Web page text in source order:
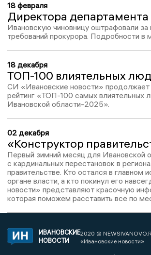
18 февраля
Ивановскую чиновницу оштрафовали за
требований прокурора. Подробности в
18 декабря
СИ «Ивановские новости» продолжает
рейтинг «ТОП-100 самых влиятельных
Ивановской области-2025».
02 декабря
Первый зимний месяц для Ивановской
с кардинальных перестановок в
правительстве. Кто остался в главном
органе власти, а кто покинул его
новости» представляют красочную
которая поможем расставить всё по
ИВАНОВСКИЕ
НОВОСТИ
2020 ©
«Ивановские новости»